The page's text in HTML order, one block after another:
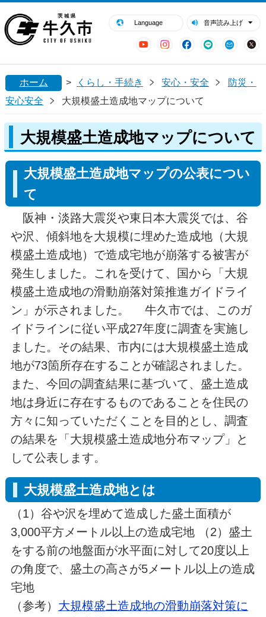
Language 音声読み上げ
YouTubeInstagram
Facebook
LINE Mail
閉じる
ホーム > くらし・手続き 安心・安全
防災・
安心安全
大規模盛土造成地マップについて
大規模盛土造成地マップについて
大規模盛土造成地マップの公表につい
て
阪神・淡路大震災や東日本大震災では、谷
や沢、傾斜地を大規模に埋めた造成地（大規
模盛土造成地）で造成宅地が崩落する被害が
発生しました。これを受けて、国から「大規
模盛土造成地の滑動崩落対策推進ガイドライ
ン」が示されました。 牛久市では、このガ
イドラインに従い平成27年度に調査を実施し
ました。その結果、市内には大規模盛土造成
地が73箇所存在することが確認されました。
また、今回の調査結果に基づいて、盛土造成
地は身近に存在するものであることを住民の
方々に知っていただくことを目的とし、調査
の結果を「大規模盛土造成地分布マップ」と
して公表します。
大規模盛土造成地とは
（1）谷や沢を埋めて造成した盛土面積が
3,000平方メートル以上の造成宅地 （2）盛土
をする前の地盤面が水平面に対して20度以上
の角度で、盛土の高さが5メートル以上の造成
宅地
（参考） 大規模盛土造成地の滑動崩落対策に